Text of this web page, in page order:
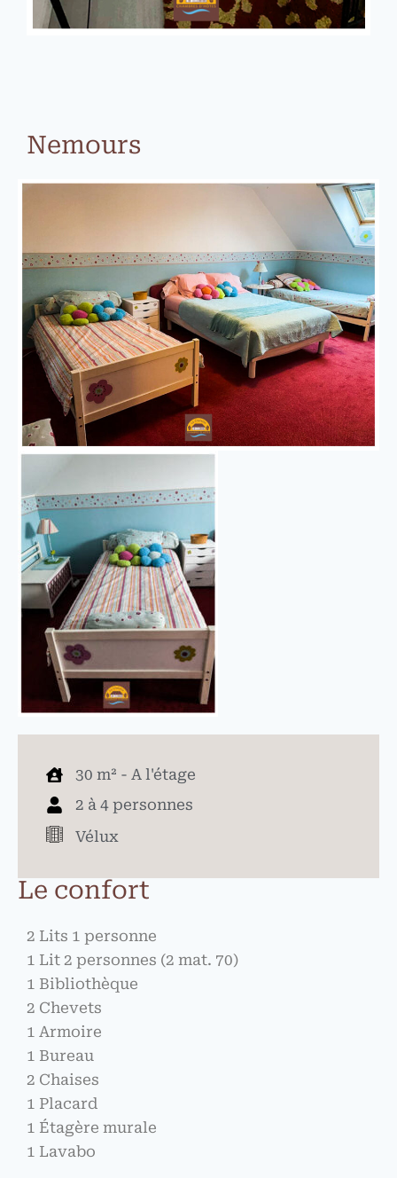
Nemours
30 m² - A l'étage
2 à 4 personnes
Vélux
Le confort
2 Lits 1 personne
1 Lit 2 personnes (2 mat. 70)
1 Bibliothèque
2 Chevets
1 Armoire
1 Bureau
2 Chaises
1 Placard
1 Étagère murale
1 Lavabo